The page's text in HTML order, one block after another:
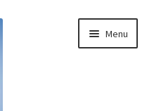
Menu